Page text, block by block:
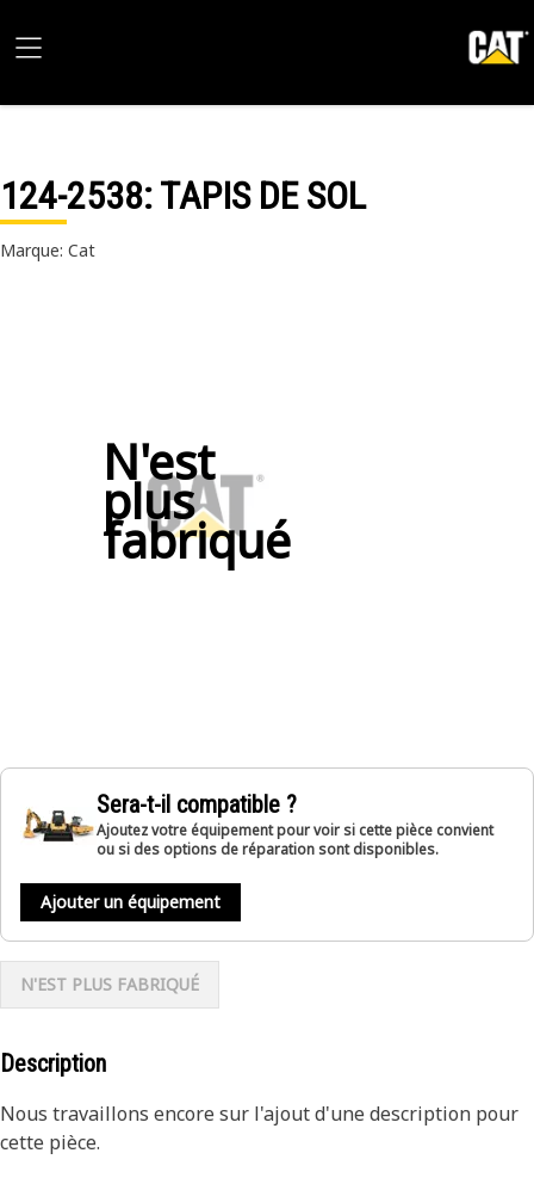
124-2538: TAPIS DE SOL
Marque: Cat
N'est
plus
fabriqué
Sera-t-il compatible ?
Ajoutez votre équipement pour voir si cette pièce convient
ou si des options de réparation sont disponibles.
Ajouter un équipement
N'EST PLUS FABRIQUÉ
Description
Nous travaillons encore sur l'ajout d'une description pour
cette pièce.